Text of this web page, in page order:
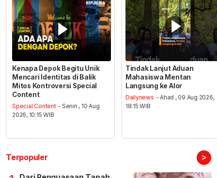
Kenapa Depok Begitu Unik
Mencari Identitas di Balik
Mitos Kontroversi Special
Content
Special Content - Senin , 10 Aug
2026, 10:15 WIB
Tindak Lanjut Aduan
Mahasiswa Mentan
Langsung ke Alor
Dailynews - Ahad , 09 Aug 2026,
18:15 WIB
Terpopuler >